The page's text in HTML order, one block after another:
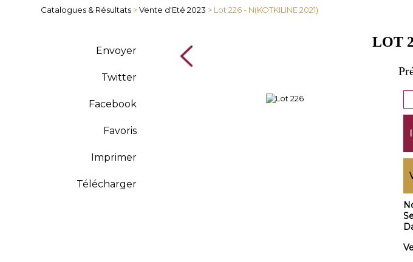
Catalogues & Résultats >Vente d'Eté 2023 > Lot 226 - N(KOTKILINE 2021)
Envoyer
Twitter
Facebook
Favoris
Imprimer
Télécharger
LOT